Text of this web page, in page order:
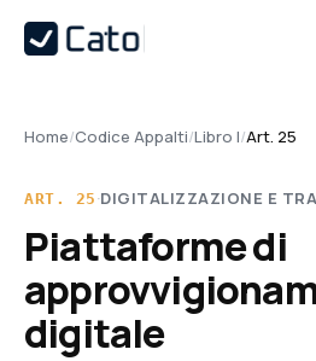
Home/Codice Appalti/Libro I/Art. 25
ART. 25 ·DIGITALIZZAZIONE E
Piattaforme di
digitale